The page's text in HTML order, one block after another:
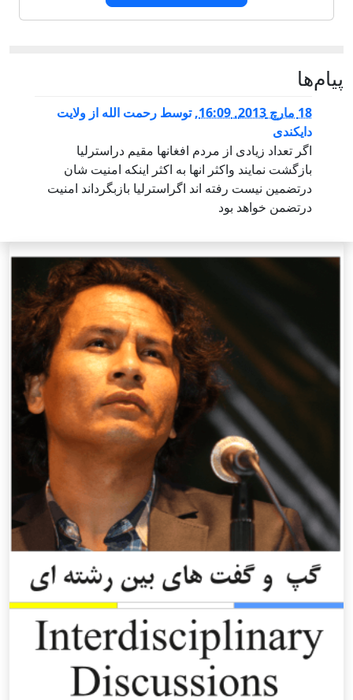
پيام‌ها
18 مارچ 2013, 16:09 ,توسط رحمت الله از ولایت
دایکندی
اگر تعداد زیادی از مردم افغانها مقیم دراسترلیا
بازگشت نمایند واکثر انها به اکثر اینکه امنیت شان
درتضمین نیست رفته اند اگراسترلیا بازبگرداند امنیت
درتضمن خواهد بود